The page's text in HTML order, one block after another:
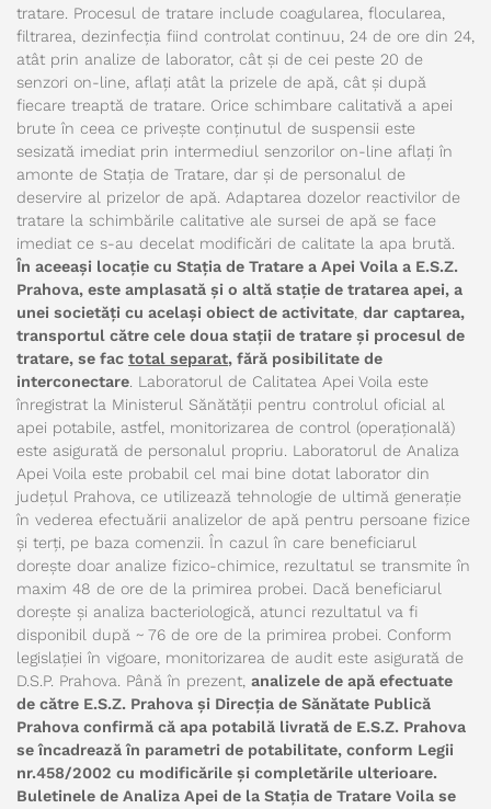
tratare. Procesul de tratare include coagularea, flocularea,
filtrarea, dezinfecția fiind controlat continuu, 24 de ore din 24,
atât prin analize de laborator, cât și de cei peste 20 de
senzori on-line, aflați atât la prizele de apă, cât și după
fiecare treaptă de tratare. Orice schimbare calitativă a apei
brute în ceea ce privește conținutul de suspensii este
sesizată imediat prin intermediul senzorilor on-line aflați în
amonte de Stația de Tratare, dar și de personalul de
deservire al prizelor de apă. Adaptarea dozelor reactivilor de
tratare la schimbările calitative ale sursei de apă se face
imediat ce s-au decelat modificări de calitate la apa brută.
În aceeași locație cu Stația de Tratare a Apei Voila a E.S.Z.
Prahova, este amplasată și o altă stație de tratarea apei, a
unei societăți cu același obiect de activitate dar captarea,
transportul către cele doua stații de tratare și procesul de
tratare, se fac total separat, fără posibilitate de
interconectare . Laboratorul de Calitatea Apei Voila este
înregistrat la Ministerul Sănătății pentru controlul oficial al
apei potabile, astfel, monitorizarea de control (operațională)
este asigurată de personalul propriu. Laboratorul de Analiza
Apei Voila este probabil cel mai bine dotat laborator din
județul Prahova, ce utilizează tehnologie de ultimă generație
în vederea efectuării analizelor de apă pentru persoane fizice
și terți, pe baza comenzii. În cazul în care beneficiarul
dorește doar analize fizico-chimice, rezultatul se transmite în
maxim 48 de ore de la primirea probei. Dacă beneficiarul
dorește și analiza bacteriologică, atunci rezultatul va fi
disponibil după ~ 76 de ore de la primirea probei. Conform
legislației în vigoare, monitorizarea de audit este asigurată de
D.S.P. Prahova. Până în prezent, analizele de apă efectuate
de către E.S.Z. Prahova și Direcția de Sănătate Publică
Prahova confirmă că apa potabilă livrată de E.S.Z. Prahova
se încadrează în parametri de potabilitate, conform Legii
nr.458/2002 cu modificările și completările ulterioare.
Buletinele de Analiza Apei de la Stația de Tratare Voila se